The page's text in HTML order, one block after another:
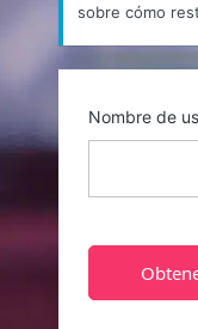
sobre cómo
Nombre de